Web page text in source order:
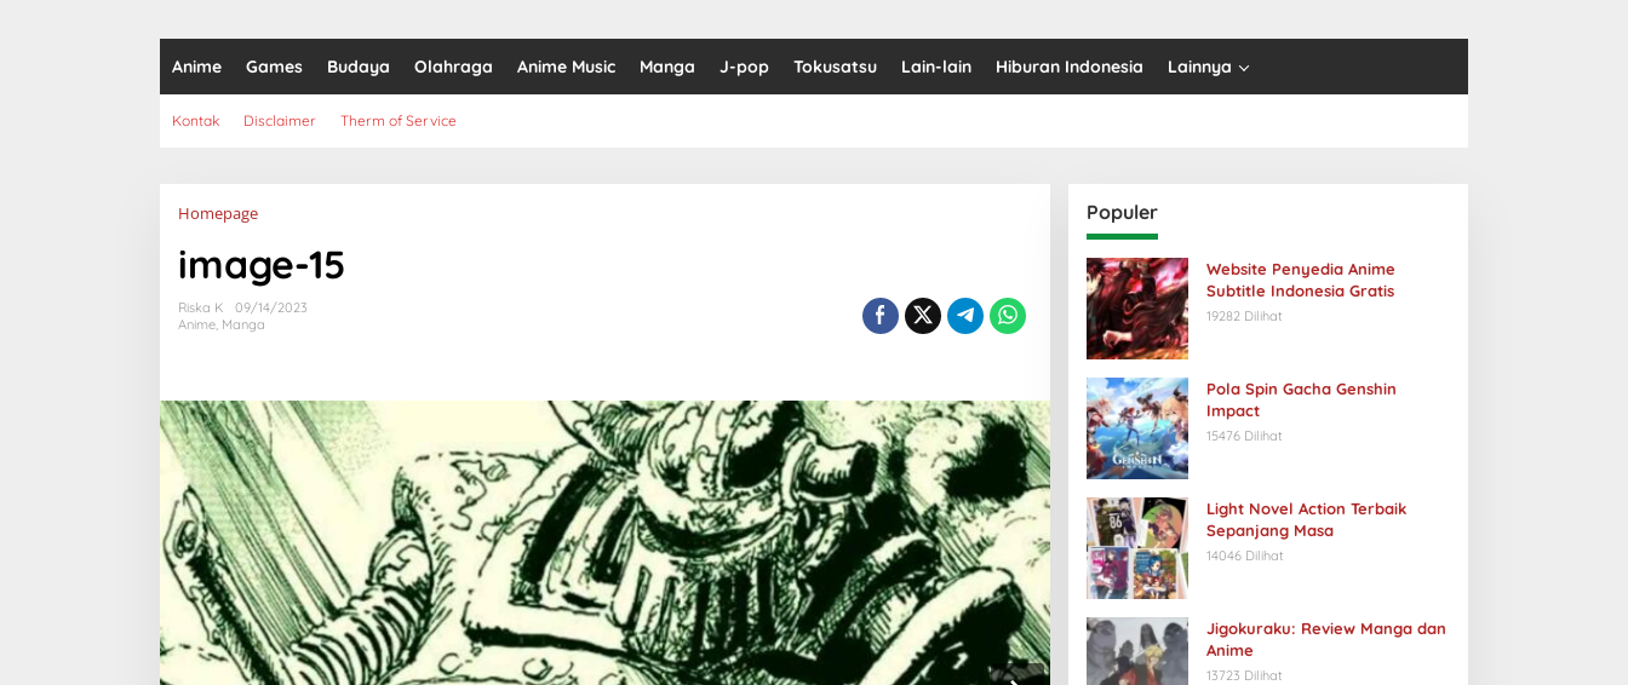
Anime Games Budaya Olahraga Anime Music Manga J-pop Tokusatsu Lain-lain Hiburan Indonesia Lainnya
Kontak Disclaimer Therm of Service
HomepageLampiran
image-15
Riska K
09/14/2023
Anime, Manga
Populer
Website Penyedia Anime
Subtitle Indonesia Gratis
19282 Dilihat
Pola Spin Gacha Genshin
Impact
15476 Dilihat
Light Novel Action Terbaik
Sepanjang Masa
14046 Dilihat
Jigokuraku: Review Manga dan
Anime
13723 Dilihat